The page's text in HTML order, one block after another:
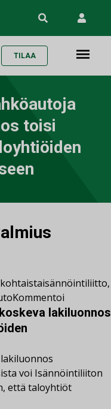
TILAA
toisi
isännöintiliitto,
Kommentoi
lakiluonnos
voi Isännöintiliiton
että taloyhtiöt